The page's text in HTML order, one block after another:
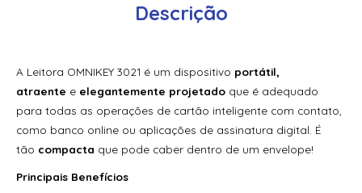
Leitor Biométrico de Reconhecimento Facial HID Amico
Leitor de Proximidade Acura Acumulti R01 W26
Leitor de Proximidade Acura Acumulti R02 W26
Leitor de Proximidade Acura Am Cc1 Keypad
Leitor de Proximidade Acura Am-06
Descrição
A Leitora OMNIKEY 3021 é um dispositivo portátil,
atraente e elegantemente projetado que é adequado
para todas as operações de cartão inteligente com contato,
como banco online ou aplicações de assinatura digital. É
tão compacta que pode caber dentro de um envelope!
Principais Benefícios